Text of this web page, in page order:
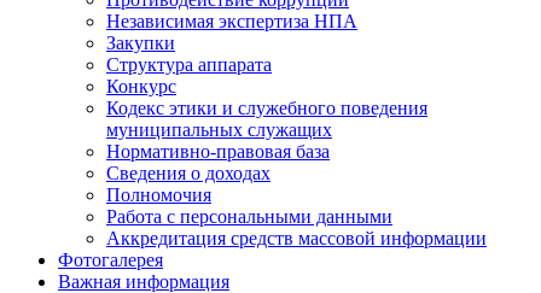
Независимая экспертиза НПА
Закупки
Структура аппарата
Конкурс
Кодекс этики и служебного поведения
муниципальных служащих
Нормативно-правовая база
Сведения о доходах
Полномочия
Работа с персональными данными
Аккредитация средств массовой информации
Фотогалерея
Важная информация